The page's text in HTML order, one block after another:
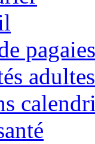
pagaies
adultes